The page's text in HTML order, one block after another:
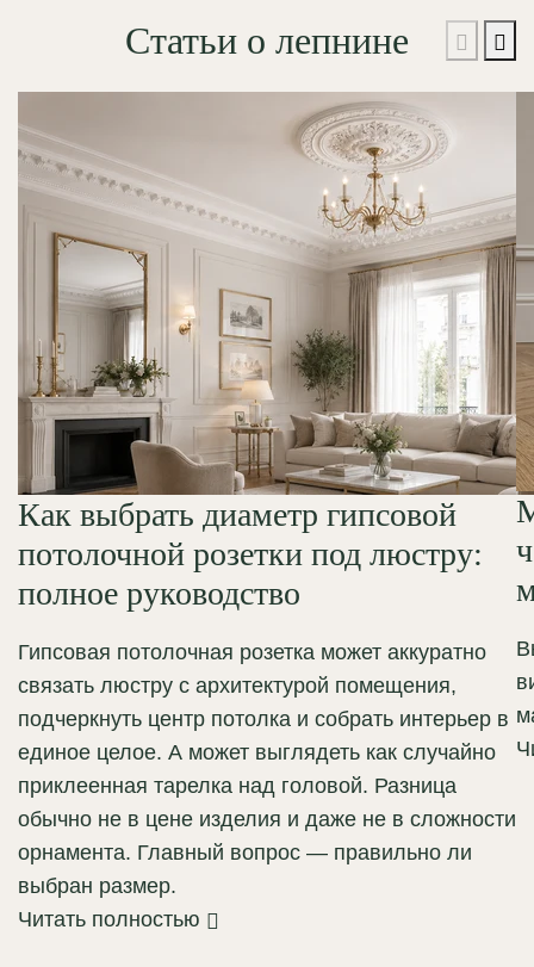
Статьи о лепнине
Как выбрать диаметр гипсовой
потолочной розетки под люстру:
полное руководство
Гипсовая потолочная розетка может аккуратно
связать люстру с архитектурой помещения,
подчеркнуть центр потолка и собрать интерьер в
единое целое. А может выглядеть как случайно
приклеенная тарелка над головой. Разница
обычно не в цене изделия и даже не в сложности
орнамента. Главный вопрос — правильно ли
выбран размер.
Читать полностью